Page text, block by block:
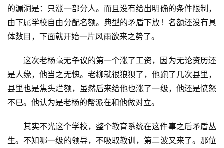
的漏洞是：只涨一部分人。而且没有给出明确的条件限制，
由下属学校自由分配名额。典型的矛盾下放！名额还没有具
体数目，下面就开始一片风雨欲来之势了。
这次老杨毫无争议的第一个涨了工资，因为无论资历还
是人缘，他当之无愧。老柳就很狼狈了，他跑了几次县里，
县里也是焦头烂额，虽然后来给他也涨了一级，他还是愤怒
不已。他认为是老杨的帮派在和他做对立。
其实不光这个学校，整个教育系统在这件事之后矛盾丛
生。不知哪一级的领导，不吸取教训，第二波又来了。那位